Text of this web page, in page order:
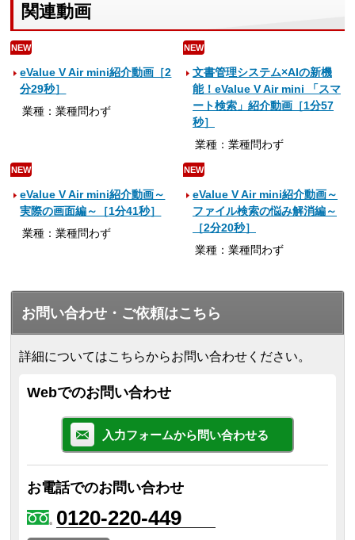
関連動画
eValue V Air mini紹介動画［2
分29秒］
業種：業種問わず
NEW
文書管理システム×AIの新機
能！eValue V Air mini 「スマ
ート検索」紹介動画［1分57
秒］
業種：業種問わず
NEW
eValue V Air mini紹介動画～
実際の画面編～［1分41秒］
業種：業種問わず
NEW
eValue V Air mini紹介動画～
ファイル検索の悩み解消編～
［2分20秒］
業種：業種問わず
NEW
お問い合わせ・ご依頼はこちら
詳細についてはこちらからお問い合わせください。
Webでのお問い合わせ
入力フォームから問い合わせる
お電話でのお問い合わせ
0120-220-449